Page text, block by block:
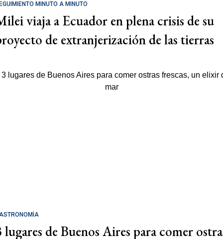
MINUTO A MINUTO
viaja a Ecuador en plena crisis de su
de extranjerización de las tierras
lugares de Buenos Aires para comer